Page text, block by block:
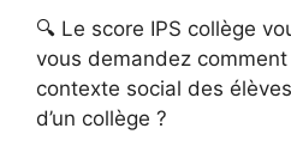
🔍 Le score IPS collège
vous demandez
contexte social des
d’un collège ?